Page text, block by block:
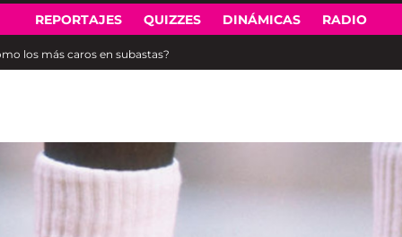
Open
dropdown
REPORTAJES QUIZZES DINÁMICAS RADIO
los más caros en subastas?